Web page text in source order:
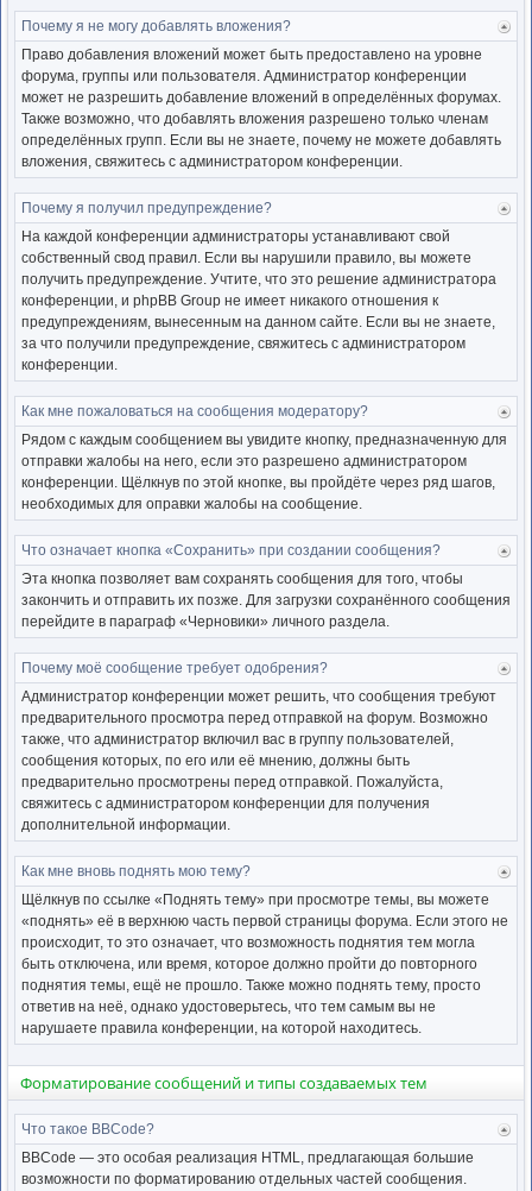
Почему я не могу добавлять вложения?
Право добавления вложений может быть предоставлено на уровне
форума, группы или пользователя. Администратор конференции
может не разрешить добавление вложений в определённых форумах.
Также возможно, что добавлять вложения разрешено только членам
определённых групп. Если вы не знаете, почему не можете добавлять
вложения, свяжитесь с администратором конференции.
Почему я получил предупреждение?
На каждой конференции администраторы устанавливают свой
собственный свод правил. Если вы нарушили правило, вы можете
получить предупреждение. Учтите, что это решение администратора
конференции, и phpBB Group не имеет никакого отношения к
предупреждениям, вынесенным на данном сайте. Если вы не знаете,
за что получили предупреждение, свяжитесь с администратором
конференции.
к
Как мне пожаловаться на сообщения модератору?
Рядом с каждым сообщением вы увидите кнопку, предназначенную для
отправки жалобы на него, если это разрешено администратором
конференции. Щёлкнув по этой кнопке, вы пройдёте через ряд шагов,
необходимых для оправки жалобы на сообщение.
Что означает кнопка «Сохранить» при создании сообщения?
Эта кнопка позволяет вам сохранять сообщения для того, чтобы
закончить и отправить их позже. Для загрузки сохранённого сообщения
перейдите в параграф «Черновики» личного раздела.
Почему моё сообщение требует одобрения?
Администратор конференции может решить, что сообщения требуют
предварительного просмотра перед отправкой на форум. Возможно
также, что администратор включил вас в группу пользователей,
сообщения которых, по его или её мнению, должны быть
предварительно просмотрены перед отправкой. Пожалуйста,
свяжитесь с администратором конференции для получения
дополнительной информации.
Как мне вновь поднять мою тему?
Щёлкнув по ссылке «Поднять тему» при просмотре темы, вы можете
«поднять» её в верхнюю часть первой страницы форума. Если этого не
происходит, то это означает, что возможность поднятия тем могла
быть отключена, или время, которое должно пройти до повторного
поднятия темы, ещё не прошло. Также можно поднять тему, просто
ответив на неё, однако удостоверьтесь, что тем самым вы не
нарушаете правила конференции, на которой находитесь.
Форматирование сообщений и типы создаваемых тем
Что такое BBCode?
BBCode — это особая реализация HTML, предлагающая большие
возможности по форматированию отдельных частей сообщения.